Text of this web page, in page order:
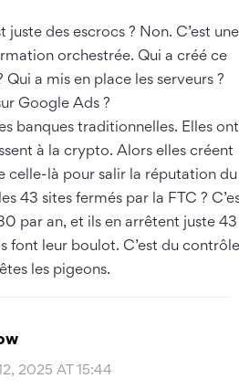
juste des escrocs ? Non. C’est une
orchestrée. Qui a créé ce
Qui a mis en place les serveurs ?
Google Ads ?
banques traditionnelles. Elles ont
à la crypto. Alors elles créent
celle-là pour salir la réputation du
43 sites fermés par la FTC ?
par an, et ils en arrêtent juste 43
font leur boulot. C’est du contrôle
les pigeons.
2025 AT 15:44